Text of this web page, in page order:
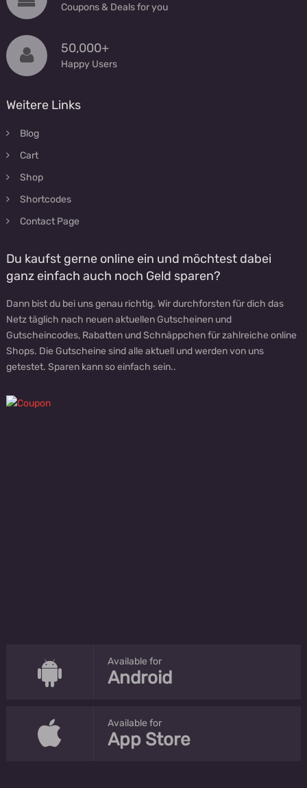
Coupons & Deals for you
50,000+
Happy Users
Weitere Links
Blog
Cart
Shop
Shortcodes
Contact Page
Du kaufst gerne online ein und möchtest dabei
ganz einfach auch noch Geld sparen?
Dann bist du bei uns genau richtig. Wir durchforsten für dich das
Netz täglich nach neuen aktuellen Gutscheinen und
Gutscheincodes, Rabatten und Schnäppchen für zahlreiche online
Shops. Die Gutscheine sind alle aktuell und werden von uns
getestet. Sparen kann so einfach sein..
Available for
Android
Available for
App Store